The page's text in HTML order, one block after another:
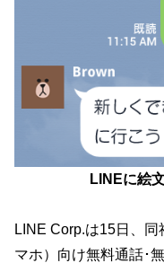
LINEに絵
LINE Corp.は15日、
マホ）向け無料通話･